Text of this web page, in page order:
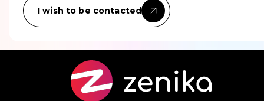
I wish to be contacted